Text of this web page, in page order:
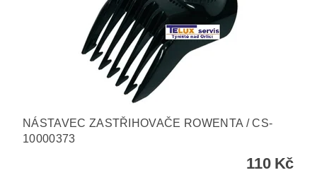
NÁSTAVEC ZASTŘIHOVAČE ROWENTA / CS-
10000373
110 Kč